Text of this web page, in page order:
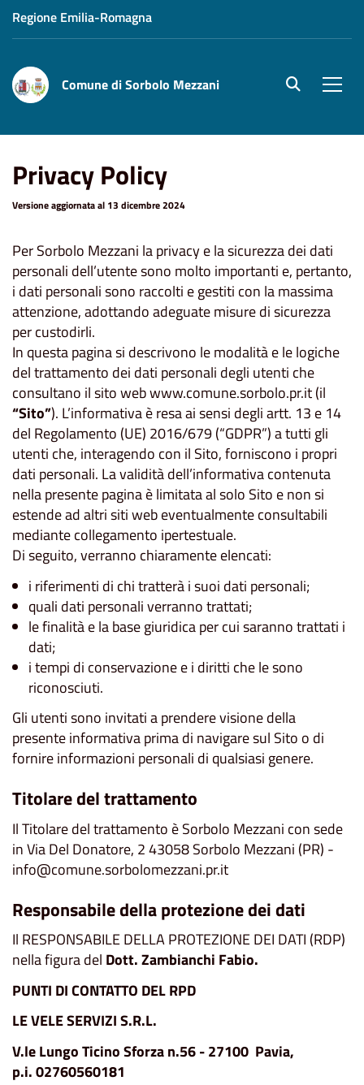
Regione Emilia-Romagna
Comune di Sorbolo Mezzani site.searc
Privacy Policy
Versione aggiornata al 13 dicembre 2024
Per Sorbolo Mezzani la privacy e la sicurezza dei dati
personali dell’utente sono molto importanti e, pertanto,
i dati personali sono raccolti e gestiti con la massima
attenzione, adottando adeguate misure di sicurezza
per custodirli.
In questa pagina si descrivono le modalità e le logiche
del trattamento dei dati personali degli utenti che
consultano il sito web www.comune.sorbolo.pr.it (il
“Sito”). L’informativa è resa ai sensi degli artt. 13 e 14
del Regolamento (UE) 2016/679 (“GDPR”) a tutti gli
utenti che, interagendo con il Sito, forniscono i propri
dati personali. La validità dell’informativa contenuta
nella presente pagina è limitata al solo Sito e non si
estende ad altri siti web eventualmente consultabili
mediante collegamento ipertestuale.
Di seguito, verranno chiaramente elencati:
i riferimenti di chi tratterà i suoi dati personali;
quali dati personali verranno trattati;
le finalità e la base giuridica per cui saranno trattati i
dati;
i tempi di conservazione e i diritti che le sono
riconosciuti.
Gli utenti sono invitati a prendere visione della
presente informativa prima di navigare sul Sito o di
fornire informazioni personali di qualsiasi genere.
Titolare del trattamento
Il Titolare del trattamento è Sorbolo Mezzani con sede
in Via Del Donatore, 2 43058 Sorbolo Mezzani (PR) -
info@comune.sorbolomezzani.pr.it
Responsabile della protezione dei dati
Il RESPONSABILE DELLA PROTEZIONE DEI DATI (RDP)
nella figura del Dott. Zambianchi Fabio.
PUNTI DI CONTATTO DEL RPD
LE VELE SERVIZI S.R.L.
V.le Lungo Ticino Sforza n.56 - 27100 Pavia,
p.i. 02760560181